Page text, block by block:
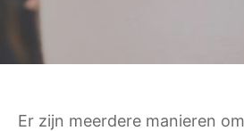
Er zijn meerdere manieren